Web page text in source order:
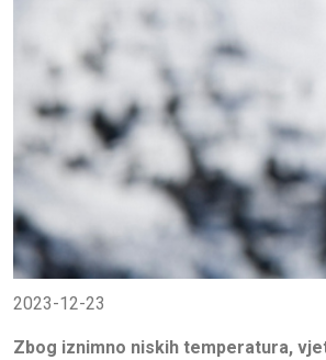
2023-12-23
Zbog iznimno niskih temperatura,